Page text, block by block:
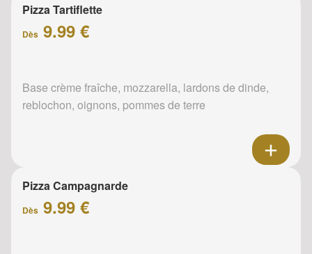
Pizza Tartiflette
Dès 9.99 €
Base crème fraîche, mozzarella, lardons de dinde,
reblochon, oignons, pommes de terre
Pizza Campagnarde
Dès 9.99 €